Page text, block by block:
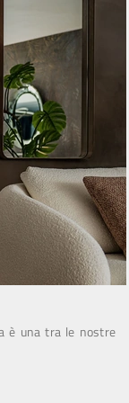
è una tra le nostre